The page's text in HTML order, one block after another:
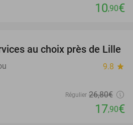
10,90€
33%
au choix près de Lille
9.8 star
Régulier 26,80€
17,90€